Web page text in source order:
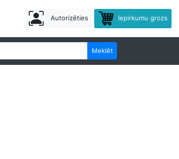
Autorizēties Iepirkumu grozs
Meklēt